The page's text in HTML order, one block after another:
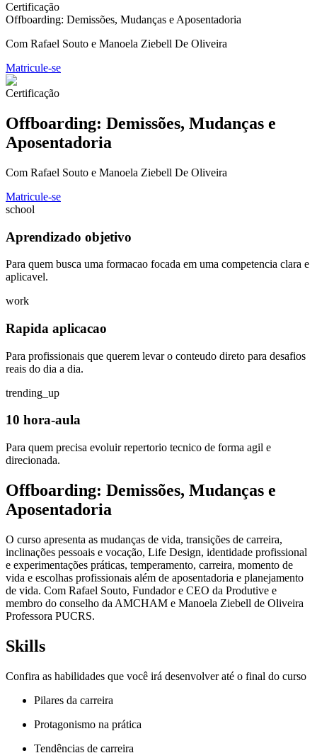
Certificação
Offboarding: Demissões, Mudanças e Aposentadoria
Com Rafael Souto e Manoela Ziebell De Oliveira
Matricule-se
Certificação
Offboarding: Demissões, Mudanças e
Aposentadoria
Com Rafael Souto e Manoela Ziebell De Oliveira
Matricule-se
school
Aprendizado objetivo
Para quem busca uma formacao focada em uma competencia clara e
aplicavel.
work
Rapida aplicacao
Para profissionais que querem levar o conteudo direto para desafios
reais do dia a dia.
trending_up
10 hora-aula
Para quem precisa evoluir repertorio tecnico de forma agil e
direcionada.
Offboarding: Demissões, Mudanças e
Aposentadoria
O curso apresenta as mudanças de vida, transições de carreira,
inclinações pessoais e vocação, Life Design, identidade profissional
e experimentações práticas, temperamento, carreira, momento de
vida e escolhas profissionais além de aposentadoria e planejamento
de vida. Com Rafael Souto, Fundador e CEO da Produtive e
membro do conselho da AMCHAM e Manoela Ziebell de Oliveira
Professora PUCRS.
Skills
Confira as habilidades que você irá desenvolver até o final do curso
Pilares da carreira
Protagonismo na prática
Tendências de carreira